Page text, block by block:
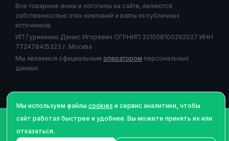
Все товарные знаки и логотипы на сайте, являются
собственностью этих компаний и взяты из публичных
источников.
ИП Гуриненко Денис Игоревич ОГРНИП 321508100292027 ИНН
772478415323 г. Москва
Мы являемся официальным оператором персональных
данных.
©Авторское право2026| Курьерос.ру - работа курьером,
сервис подбора и сравнения вакансий для курьеров - все
Мы используем файлы cookies и сервис аналитики, чтобы
сайт работал быстрее и удобнее. Вы можете принять их или
отказаться.